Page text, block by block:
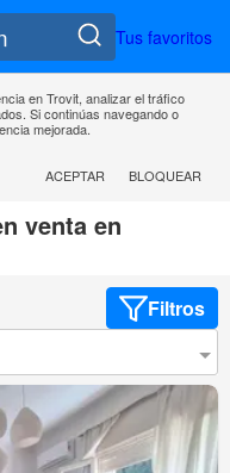
Tus favoritos
en Trovit, analizar el tráfico
Si continúas navegando o
mejorada.
ACEPTAR
BLOQUEAR
venta en
Filtros